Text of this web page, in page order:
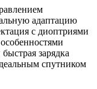
адаптацию
с диоптриями
зарядка
спутником